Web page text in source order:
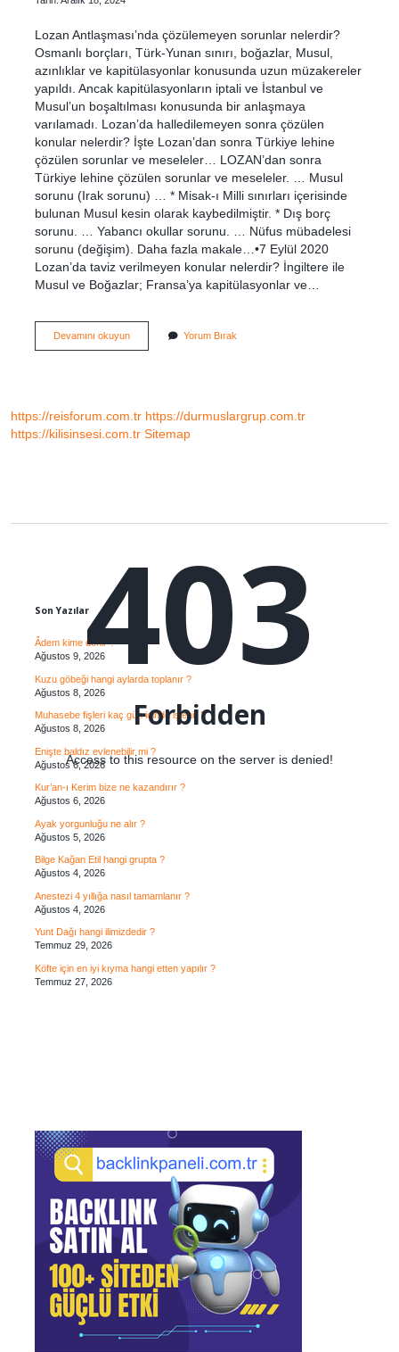
Lozan Antlaşması’nda çözülemeyen sorunlar nelerdir?
Osmanlı borçları, Türk-Yunan sınırı, boğazlar, Musul,
azınlıklar ve kapitülasyonlar konusunda uzun müzakereler
yapıldı. Ancak kapitülasyonların iptali ve İstanbul ve
Musul’un boşaltılması konusunda bir anlaşmaya
varılamadı. Lozan’da halledilemeyen sonra çözülen
konular nelerdir? İşte Lozan’dan sonra Türkiye lehine
çözülen sorunlar ve meseleler… LOZAN’dan sonra
Türkiye lehine çözülen sorunlar ve meseleler. … Musul
sorunu (Irak sorunu) … * Misak-ı Milli sınırları içerisinde
bulunan Musul kesin olarak kaybedilmiştir. * Dış borç
sorunu. … Yabancı okullar sorunu. … Nüfus mübadelesi
sorunu (değişim). Daha fazla makale…•7 Eylül 2020
Lozan’da taviz verilmeyen konular nelerdir? İngiltere ile
Musul ve Boğazlar; Fransa’ya kapitülasyonlar ve…
Devamını okuyunLozan
Barış
Nedir
Yorum Bırak
https://reisforum.com.tr https://durmuslargrup.com.tr
https://kilisinsesi.com.tr Sitemap
Sidebar
Son Yazılar
Âdem kime denir ?
Ağustos 9, 2026
Kuzu göbeği hangi aylarda toplanır ?
Ağustos 8, 2026
Muhasebe fişleri kaç gün içinde işlenir ?
Ağustos 8, 2026
Enişte baldız evlenebilir mi ?
Ağustos 6, 2026
Kur’an-ı Kerim bize ne kazandırır ?
Ağustos 6, 2026
Ayak yorgunluğu ne alır ?
Ağustos 5, 2026
Bilge Kağan Etil hangi grupta ?
Ağustos 4, 2026
Anestezi 4 yıllığa nasıl tamamlanır ?
Ağustos 4, 2026
Yunt Dağı hangi ilimizdedir ?
Temmuz 29, 2026
Köfte için en iyi kıyma hangi etten yapılır ?
Temmuz 27, 2026
403
Forbidden
Access to this resource on the server is denied!